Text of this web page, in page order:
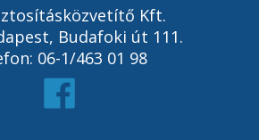
Kft.
Budafoki út 111.
06-1/463 01 98